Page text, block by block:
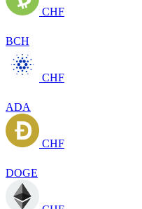
CHF
BCH
CHF
ADA
CHF
DOGE